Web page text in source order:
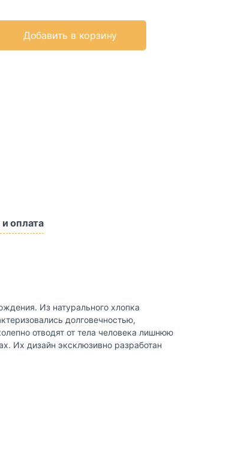
Добавить в корзину
оплата
Из натурального хлопка
долговечностью,
отводят от тела человека лишнюю
Их дизайн эксклюзивно разработан